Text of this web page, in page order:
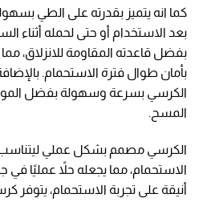
كما انه يتميز بقدرته على الطي
بعد الاستخدام أو حتى لحمله أثناء
بفضل قاعدته المقاومة للانزلاق،
بأمان طوال فترة الاستحمام.
الكرسي بسرعة وسهولة بفضل
المسح.
الكرسي مصمم بشكل عملي
الاستحمام، مما يجعله حلاً عمليًا
أنيقة على تجربة الاستحمام، يتوفر